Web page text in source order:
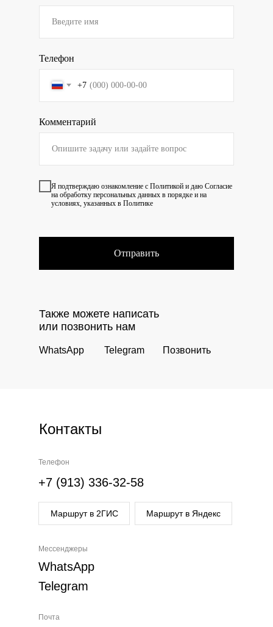
Телефон
+7
Комментарий
Я подтверждаю ознакомление с Политикой и даю Согласие
на обработку персональных данных в порядке и на
условиях, указанных в Политике
Отправить
Позвонить
Telegram
WhatsApp
Также можете написать
или позвонить нам
Контакты
Мессенджеры
WhatsApp
Telegram
Телефон
+7 (913) 336-32-58
Почта
Маршрут в 2ГИС Маршрут в Яндекс